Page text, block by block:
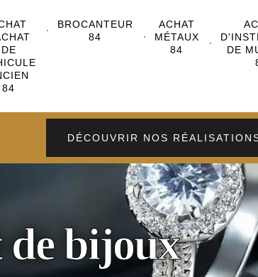
DE
84
BROCANTEUR
84
ACHAT
MÉTAUX
84
DE
DÉCOUVRIR NOS
bijoux